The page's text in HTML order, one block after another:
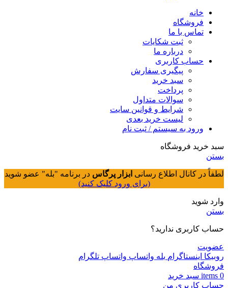
خانه
فروشگاه
تماس با ما
ثبت شکایات
درباره ما
حساب کاربری
پیگیری سفارش
سبد خرید
پرداخت
سوالات متداول
شرایط و قوانین سایت
لیست خرید بعدی
ورود به سیستم / ثبت نام
سبد خرید فروشگاه
بستن
لطفاً در کانال اطلاع رسانی ابزار پرگاس در برنامه "بله" عضو شوید
(برای ورود کلیک کنید)
وارد شوید
بستن
حساب کاربری ندارید؟
عضویت
روبیکا اینستاگرام بله واتساپ واتساپ تلگرام
فروشگاه
0
items سبد خريد
حساب کاربری من